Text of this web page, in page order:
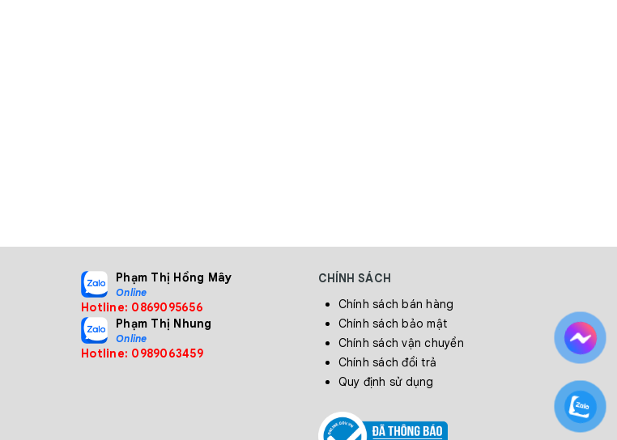
Phạm Thị Hồng Mây
Online
Hotline: 0869095656
Phạm Thị Nhung
Online
Hotline: 0989063459
CHÍNH SÁCH
Chính sách bán hàng
Chính sách bảo mật
Chính sách vận chuyển
Chính sách đổi trả
Quy định sử dụng